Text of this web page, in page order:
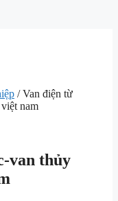
/ Van điện từ
nam
van thủy